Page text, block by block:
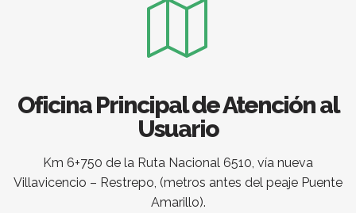
Oficina Principal de Atención al
Usuario
Km 6+750 de la Ruta Nacional 6510, vía nueva
Villavicencio – Restrepo, (metros antes del peaje Puente
Amarillo).